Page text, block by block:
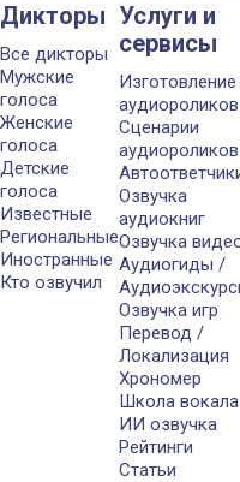
Дикторы
Все дикторы
Мужские
голоса
Женские
голоса
Детские
голоса
Известные
Региональные
Иностранные
Кто озвучил
Услуги и
сервисы
Изготовление
аудиороликов
Сценарии
аудиороликов
Озвучка
аудиокниг
Озвучка
Аудиогиды /
Озвучка игр
Перевод /
Локализация
Хрономер
Школа вокала
ИИ озвучка
Рейтинги
Статьи